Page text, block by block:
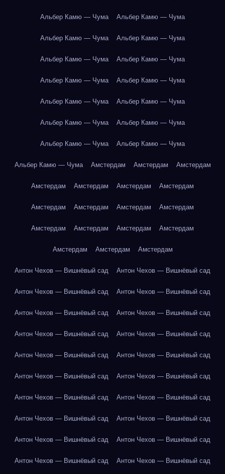
Альбер Камю — Чума Альбер Камю — Чума
Альбер Камю — Чума Альбер Камю — Чума
Альбер Камю — Чума Альбер Камю — Чума
Альбер Камю — Чума Альбер Камю — Чума
Альбер Камю — Чума Альбер Камю — Чума
Альбер Камю — Чума Альбер Камю — Чума
Альбер Камю — Чума Альбер Камю — Чума
Альбер Камю — Чума Амстердам Амстердам Амстердам
Амстердам Амстердам Амстердам Амстердам
Амстердам Амстердам Амстердам Амстердам
Амстердам Амстердам Амстердам Амстердам
Амстердам Амстердам Амстердам
Антон Чехов — Вишнёвый сад Антон Чехов — Вишнёвый сад
Антон Чехов — Вишнёвый сад Антон Чехов — Вишнёвый сад
Антон Чехов — Вишнёвый сад Антон Чехов — Вишнёвый сад
Антон Чехов — Вишнёвый сад Антон Чехов — Вишнёвый сад
Антон Чехов — Вишнёвый сад Антон Чехов — Вишнёвый сад
Антон Чехов — Вишнёвый сад Антон Чехов — Вишнёвый сад
Антон Чехов — Вишнёвый сад Антон Чехов — Вишнёвый сад
Антон Чехов — Вишнёвый сад Антон Чехов — Вишнёвый сад
Антон Чехов — Вишнёвый сад Антон Чехов — Вишнёвый сад
Антон Чехов — Вишнёвый сад Антон Чехов — Вишнёвый сад